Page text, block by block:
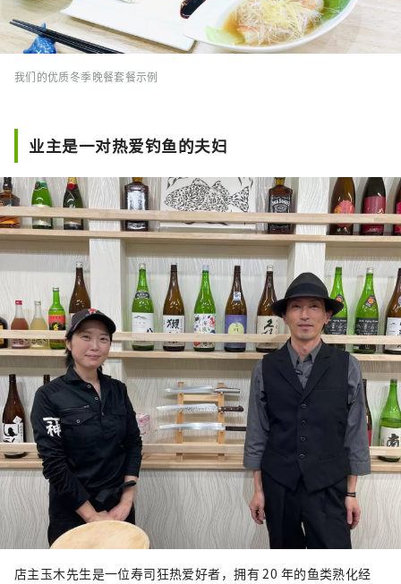
我们的优质冬季晚餐套餐示例
业主是一对热爱钓鱼的夫妇
店主玉木先生是一位寿司狂热爱好者，拥有 20 年的鱼类熟化经